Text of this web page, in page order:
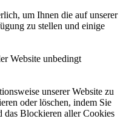
um Ihnen die auf unserer
zu stellen und einige
Website unbedingt
unserer Website zu
oder löschen, indem Sie
das Blockieren aller Cookies